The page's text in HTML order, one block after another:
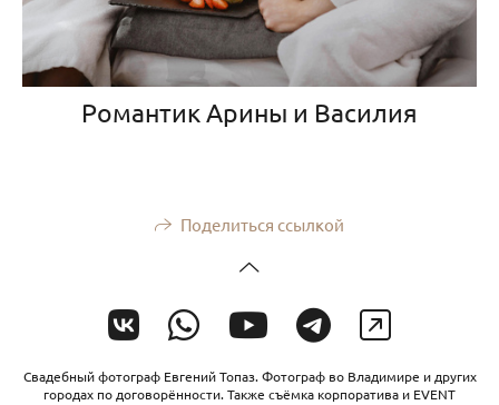
Романтик Арины и Василия
Поделиться ссылкой
Свадебный фотограф Евгений Топаз. Фотограф во Владимире и других
городах по договорённости. Также съёмка корпоратива и EVENT